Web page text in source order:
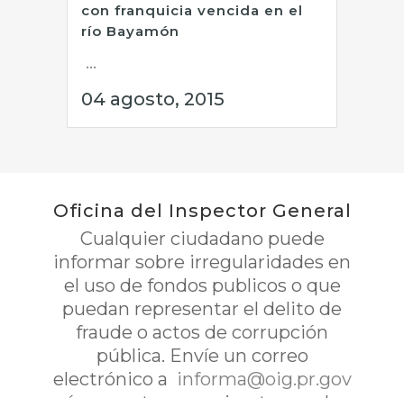
con franquicia vencida en el
río Bayamón
...
04 agosto, 2015
Oficina del Inspector General
Cualquier ciudadano puede
informar sobre irregularidades en
el uso de fondos publicos o que
puedan representar el delito de
fraude o actos de corrupción
pública. Envíe un correo
electrónico a informa@oig.pr.gov